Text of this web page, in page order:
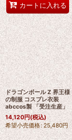
カートに入れる
ドラゴンボール Z 界王様
の制服 コスプレ衣装
abccos製 「受注生産」
14,120円(税込)
希望小売価格: 25,480円